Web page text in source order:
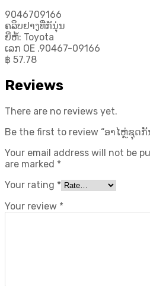
9046709166
ຄລິບຢາງທີ່ກັນຸ່ນ
ຍີ່ຫໍ້: Toyota
ເລກ OE .90467-09166
฿ 57.78
Reviews
There are no reviews yet.
Be the first to review “ອາໄຫຼ່ຊຸ
Your email address will not be
are marked *
Your rating *
Your review *